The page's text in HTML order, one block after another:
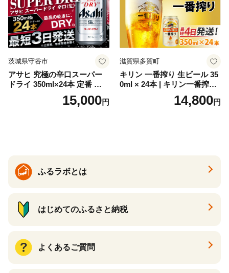
ク ソーダ ジントニック 】
茨城県守谷市
アサヒ 究極の辛口スーパー
ドライ 350ml×24本 定番 ビー
ル 缶ビール 酒 お酒 アルコー
15,000円
滋賀県多賀町
キリン 一番搾り 生ビール 35
0ml × 24本 | キリン一番搾り
キリンビール 一番搾り ビー
ル 24缶 きりんいちばんしぼ
14,800円
ふるラボとは
はじめてのふるさと納税
よくあるご質問